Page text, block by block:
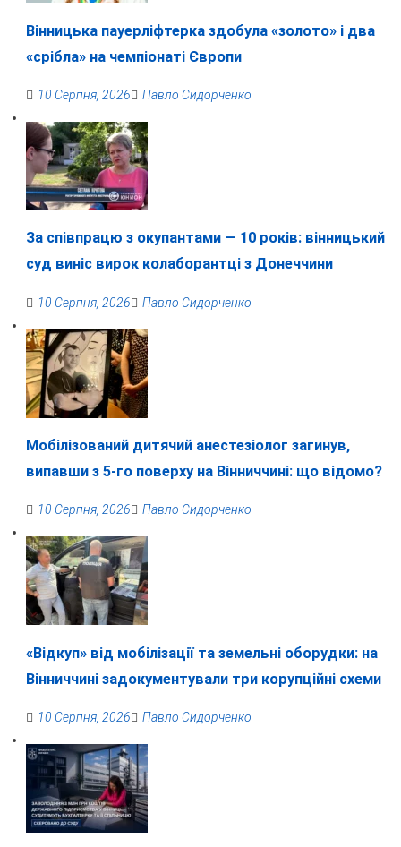
Вінницька пауерліфтерка здобула «золото» і два
«срібла» на чемпіонаті Європи
10 Серпня, 2026 Павло Сидорченко
За співпрацю з окупантами — 10 років: вінницький
суд виніс вирок колаборантці з Донеччини
10 Серпня, 2026 Павло Сидорченко
Мобілізований дитячий анестезіолог загинув,
випавши з 5-го поверху на Вінниччині: що відомо?
10 Серпня, 2026 Павло Сидорченко
«Відкуп» від мобілізації та земельні оборудки: на
Вінниччині задокументували три корупційні схеми
10 Серпня, 2026 Павло Сидорченко